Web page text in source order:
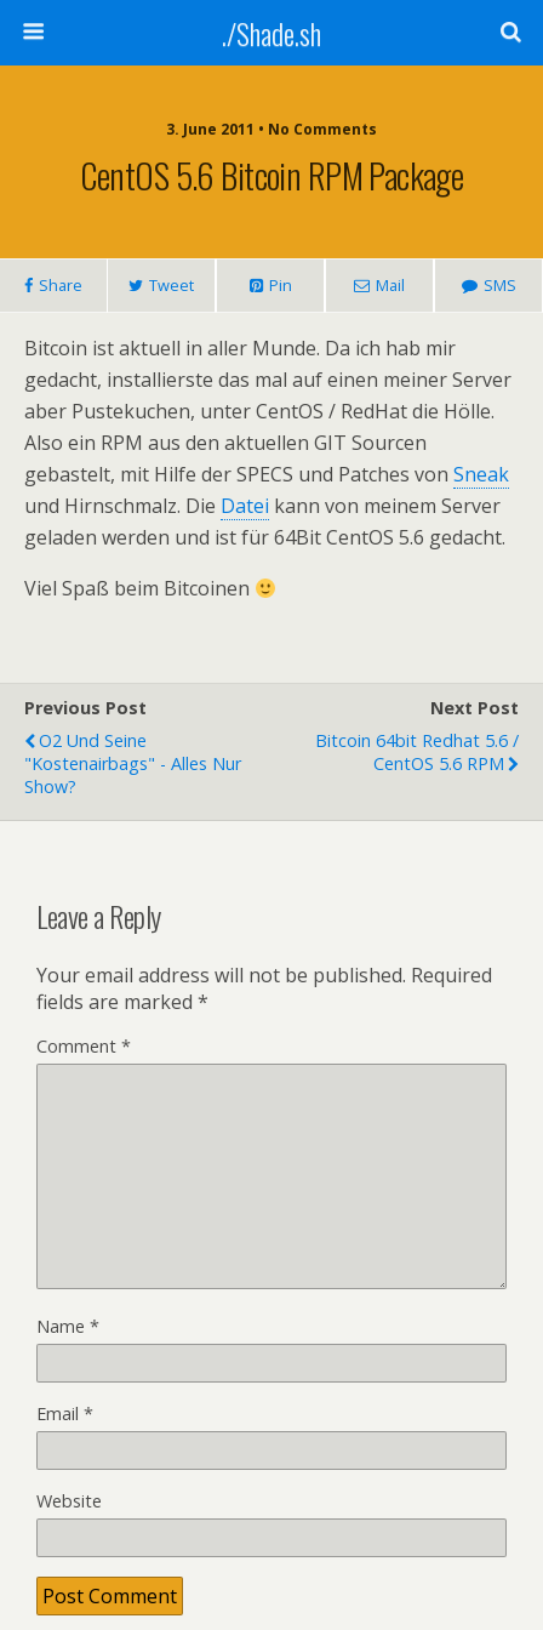
./Shade.sh
3. June 2011 • No Comments
CentOS 5.6 Bitcoin RPM Package
Share Tweet Pin Mail SMS
Bitcoin ist aktuell in aller Munde. Da ich hab mir
gedacht, installierste das mal auf einen meiner Server
aber Pustekuchen, unter CentOS / RedHat die Hölle.
Also ein RPM aus den aktuellen GIT Sourcen
gebastelt, mit Hilfe der SPECS und Patches von Sneak
und Hirnschmalz. Die Datei kann von meinem Server
geladen werden und ist für 64Bit CentOS 5.6 gedacht.
Viel Spaß beim Bitcoinen
Previous Post
O2 Und Seine
"Kostenairbags" - Alles Nur
Show?
Next Post
Bitcoin 64bit Redhat 5.6 /
CentOS 5.6 RPM
Leave a Reply
Your email address will not be published. Required
fields are marked *
Comment *
Name *
Email *
Website